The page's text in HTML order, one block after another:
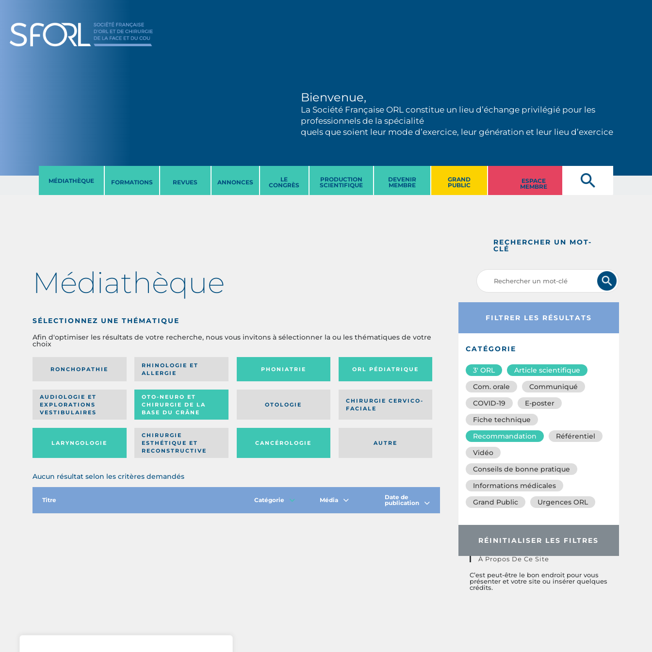
Bienvenue,
La Société Française ORL constitue un lieu d’échange privilégié pour les
professionnels de la spécialité
quels que soient leur mode d’exercice, leur génération et leur lieu d’exercice
MÉDIATHÈQUE FORMATIONS REVUES ANNONCES
LE
CONGRÈS
PRODUCTION
SCIENTIFIQUE
DEVENIR
MEMBRE
GRAND
PUBLIC
ESPACE
MEMBRE
Médiathèque
SÉLECTIONNEZ UNE THÉMATIQUE
Afin d'optimiser les résultats de votre recherche, nous vous invitons à sélectionner la ou les thématiques de votre
choix
RONCHOPATHIE
RHINOLOGIE ET
ALLERGIE
PHONIATRIE ORL PÉDIATRIQUE
AUDIOLOGIE ET
EXPLORATIONS
VESTIBULAIRES
OTO-NEURO ET
CHIRURGIE DE LA
BASE DU CRÂNE
OTOLOGIE
CHIRURGIE CERVICO-
FACIALE
AUTRE
LARYNGOLOGIE
CHIRURGIE
ESTHÉTIQUE ET
RECONSTRUCTIVE
CANCÉROLOGIE
Aucun résultat selon les critères demandés
Titre Catégorie Média
Date de
publication
RECHERCHER UN MOT-
CLÉ
FILTRER LES RÉSULTATS
CATÉGORIE
3′ ORL
Article scientifique
Com. orale
Communiqué
COVID-19
E-poster
Fiche technique
Recommandation
Référentiel
Vidéo
Conseils de bonne pratique
Informations médicales
Grand Public
Urgences ORL
RÉINITIALISER LES FILTRES
À Propos De Ce Site
C’est peut-être le bon endroit pour vous
présenter et votre site ou insérer quelques
crédits.